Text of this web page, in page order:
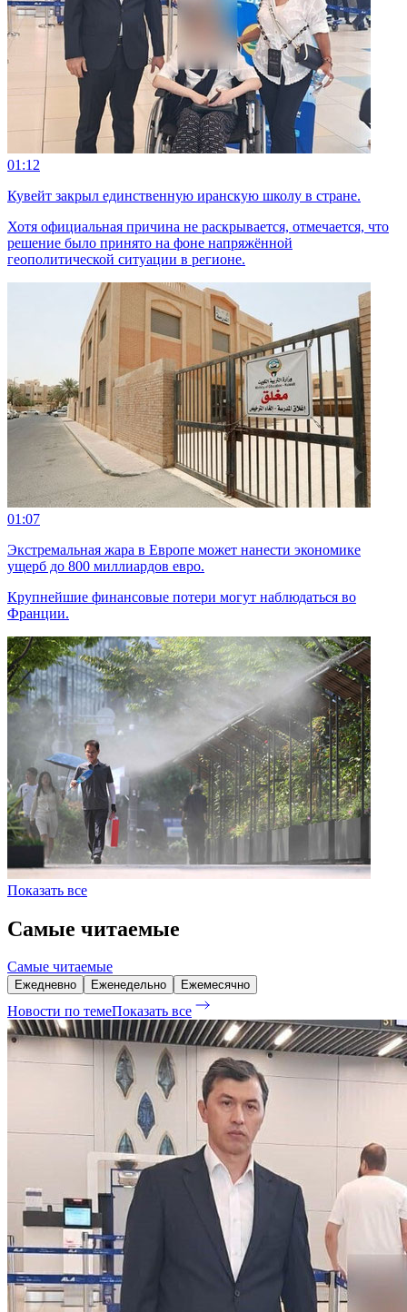
01:12
Кувейт закрыл единственную иранскую школу в стране.
Хотя официальная причина не раскрывается, отмечается, что
решение было принято на фоне напряжённой
геополитической ситуации в регионе.
01:07
Экстремальная жара в Европе может нанести экономике
ущерб до 800 миллиардов евро.
Крупнейшие финансовые потери могут наблюдаться во
Франции.
Показать все
Самые читаемые
Самые читаемые
Ежедневно Еженедельно Ежемесячно
Новости по темеПоказать все